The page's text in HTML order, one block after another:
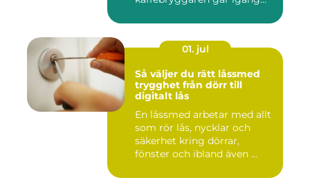
01. jul
Så väljer du rätt låssmed
trygghet från dörr till
digitalt lås
En låssmed arbetar med allt
som rör lås, nycklar och
säkerhet kring dörrar,
fönster och ibland även ...